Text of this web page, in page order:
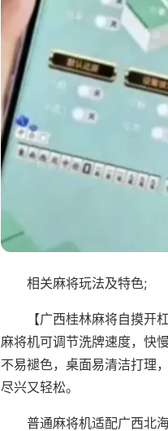
相关麻将玩法及特色;
【广西桂林麻将自摸
麻将机可调节洗牌速度，快
不易褪色，桌面易清洁打理
尽兴又轻松。
普通麻将机适配广西北